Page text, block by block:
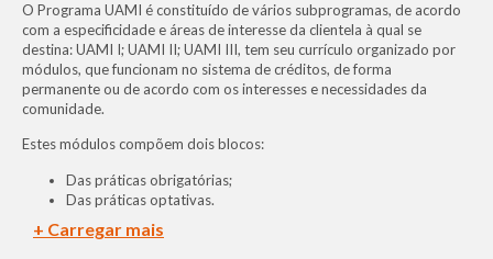
O Programa UAMI é constituído de vários subprogramas, de acordo
com a especificidade e áreas de interesse da clientela à qual se
destina: UAMI I; UAMI II; UAMI III, tem seu currículo organizado por
módulos, que funcionam no sistema de créditos, de forma
permanente ou de acordo com os interesses e necessidades da
comunidade.
Estes módulos compõem dois blocos:
Das práticas obrigatórias;
Das práticas optativas.